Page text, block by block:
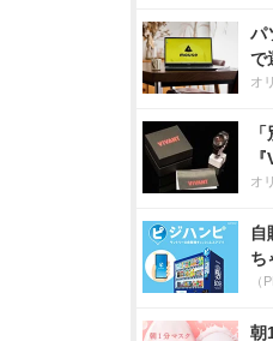
パ
で
オ
オ
自
ち
（
朝